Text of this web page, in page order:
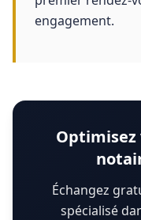
engagement.
Échangez
spécialisé